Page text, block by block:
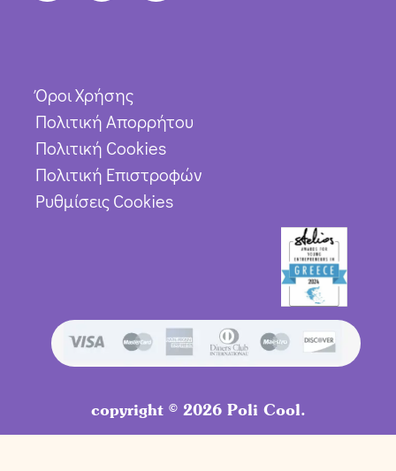
Όροι Χρήσης
Πολιτική Απορρήτου
Πολιτική Cookies
Πολιτική Επιστροφών
Ρυθμίσεις Cookies
copyright © 2026 Poli Cool.